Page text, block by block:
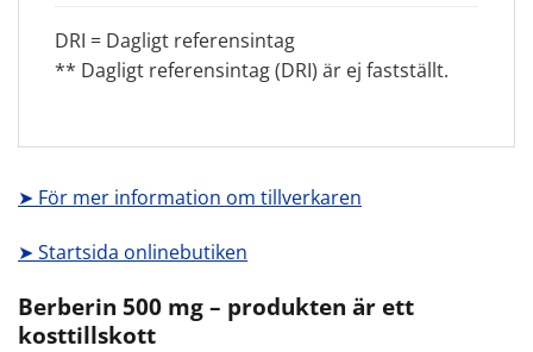
DRI = Dagligt referensintag
** Dagligt referensintag (DRI) är ej fastställt.
➤ För mer information om tillverkaren
➤ Startsida onlinebutiken
Berberin 500 mg – produkten är ett
kosttillskott